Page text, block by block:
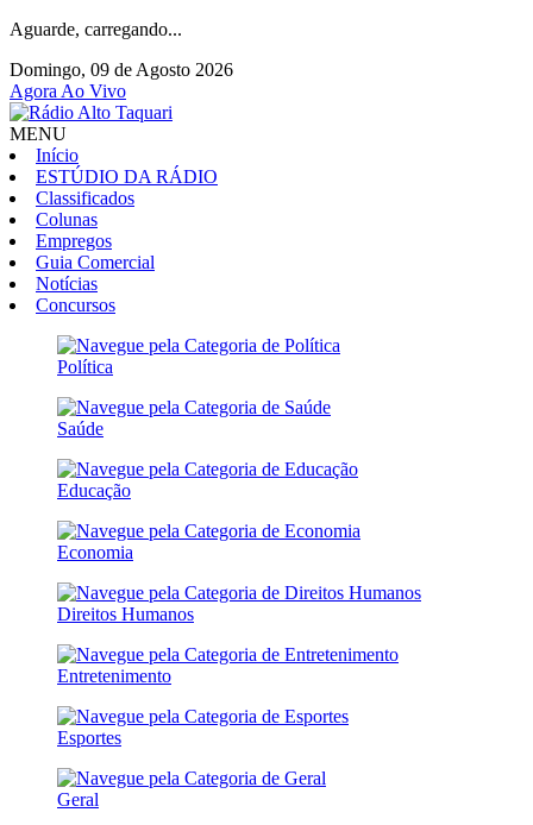
Aguarde, carregando...
Domingo, 09 de Agosto 2026
Agora Ao Vivo
MENU
Início
ESTÚDIO DA RÁDIO
Classificados
Colunas
Empregos
Guia Comercial
Notícias
Concursos
Política
Saúde
Educação
Economia
Direitos Humanos
Entretenimento
Esportes
Geral